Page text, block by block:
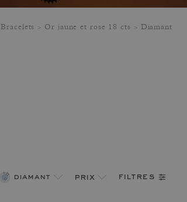
Bracelets Or jaune et rose 18 cts Diamant
diamant prix filtres